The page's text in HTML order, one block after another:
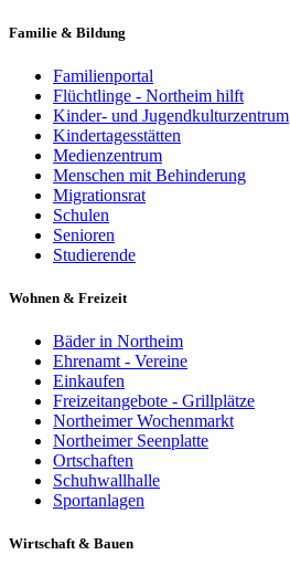
Familie & Bildung
Familienportal
Flüchtlinge - Northeim hilft
Kinder- und Jugendkulturzentrum
Kindertagesstätten
Medienzentrum
Menschen mit Behinderung
Migrationsrat
Schulen
Senioren
Studierende
Wohnen & Freizeit
Bäder in Northeim
Ehrenamt - Vereine
Einkaufen
Freizeitangebote - Grillplätze
Northeimer Wochenmarkt
Northeimer Seenplatte
Ortschaften
Schuhwallhalle
Sportanlagen
Wirtschaft & Bauen